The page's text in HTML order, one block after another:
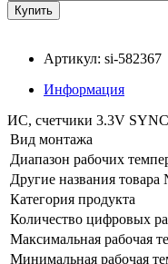
Артикул: si-582367
Информация
ИС, счетчики 3.3V
Вид монтажа
Диапазон рабочих
Другие названия
Категория продукта
Количество цифровых
Максимальная рабочая
Минимальная рабочая